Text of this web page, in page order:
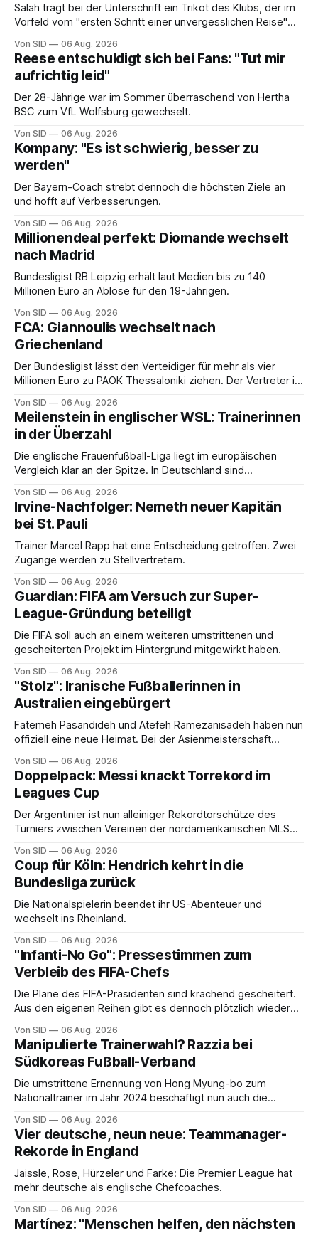
Salah trägt bei der Unterschrift ein Trikot des Klubs, der im
Vorfeld vom "ersten Schritt einer unvergesslichen Reise"
Von SID 06 Aug. 2026
Reese entschuldigt sich bei Fans: "Tut mir
aufrichtig leid"
Der 28-Jährige war im Sommer überraschend von Hertha
BSC zum VfL Wolfsburg gewechselt.
Von SID 06 Aug. 2026
Kompany: "Es ist schwierig, besser zu
werden"
Der Bayern-Coach strebt dennoch die höchsten Ziele an
und hofft auf Verbesserungen.
Von SID 06 Aug. 2026
Millionendeal perfekt: Diomande wechselt
nach Madrid
Bundesligist RB Leipzig erhält laut Medien bis zu 140
Millionen Euro an Ablöse für den 19-Jährigen.
Von SID 06 Aug. 2026
FCA: Giannoulis wechselt nach
Griechenland
Der Bundesligist lässt den Verteidiger für mehr als vier
Millionen Euro zu PAOK Thessaloniki ziehen. Der Vertreter ist
Von SID 06 Aug. 2026
Meilenstein in englischer WSL: Trainerinnen
in der Überzahl
Die englische Frauenfußball-Liga liegt im europäischen
Vergleich klar an der Spitze. In Deutschland sind
Von SID 06 Aug. 2026
Irvine-Nachfolger: Nemeth neuer Kapitän
bei St. Pauli
Trainer Marcel Rapp hat eine Entscheidung getroffen. Zwei
Zugänge werden zu Stellvertretern.
Von SID 06 Aug. 2026
Guardian: FIFA am Versuch zur Super-
League-Gründung beteiligt
Die FIFA soll auch an einem weiteren umstrittenen und
gescheiterten Projekt im Hintergrund mitgewirkt haben.
Von SID 06 Aug. 2026
"Stolz": Iranische Fußballerinnen in
Australien eingebürgert
Fatemeh Pasandideh und Atefeh Ramezanisadeh haben nun
offiziell eine neue Heimat. Bei der Asienmeisterschaft
Von SID 06 Aug. 2026
Doppelpack: Messi knackt Torrekord im
Leagues Cup
Der Argentinier ist nun alleiniger Rekordtorschütze des
Turniers zwischen Vereinen der nordamerikanischen MLS
Von SID 06 Aug. 2026
Coup für Köln: Hendrich kehrt in die
Bundesliga zurück
Die Nationalspielerin beendet ihr US-Abenteuer und
wechselt ins Rheinland.
Von SID 06 Aug. 2026
"Infanti-No Go": Pressestimmen zum
Verbleib des FIFA-Chefs
Die Pläne des FIFA-Präsidenten sind krachend gescheitert.
Aus den eigenen Reihen gibt es dennoch plötzlich wieder
Von SID 06 Aug. 2026
Manipulierte Trainerwahl? Razzia bei
Südkoreas Fußball-Verband
Die umstrittene Ernennung von Hong Myung-bo zum
Nationaltrainer im Jahr 2024 beschäftigt nun auch die
Von SID 06 Aug. 2026
Vier deutsche, neun neue: Teammanager-
Rekorde in England
Jaissle, Rose, Hürzeler und Farke: Die Premier League hat
mehr deutsche als englische Chefcoaches.
Von SID 06 Aug. 2026
Martínez: "Menschen helfen, den nächsten